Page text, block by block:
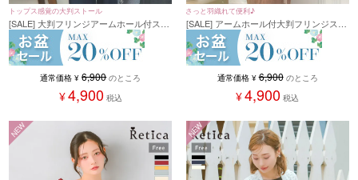
トップス感覚の大判ストール
[SALE] 大判フリンジアームホール付スト
ール
通常価格 ¥ 6,900 のところ
¥4,900 税込
さっと羽織れて便利♪
[SALE] アームホール付大判フリンジスト
ール
通常価格 ¥ 6,900 のところ
¥4,900 税込
NEW NEW